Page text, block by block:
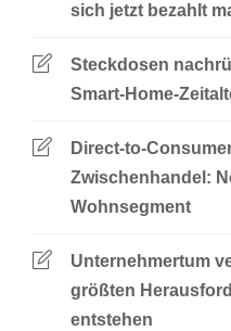
sich jetzt bezahlt
Steckdosen
Smart-Home-
Direct-to-
Zwischenhandel:
Wohnsegment
Unternehmertum
größten
entstehen